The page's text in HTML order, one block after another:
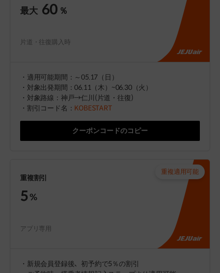
最大 60 ％
片道・往復購入時
・適用可能期間：～05.17（日）
・対象出発期間：06.11（木）~06.30（火）
・対象路線：神戸→仁川(片道・往復)
・割引コード名： KOBESTART
クーポンコードのコピー
重複割引
5%
アプリ専用
重複適用可能
・新規会員登録後、初予約で5％の割引